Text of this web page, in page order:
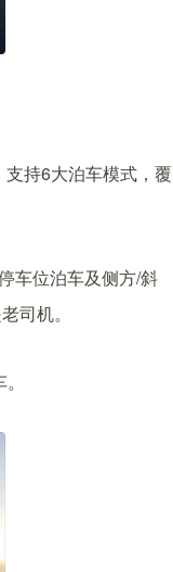
持6大泊车模式，覆
车位泊车及侧方/斜
司机。